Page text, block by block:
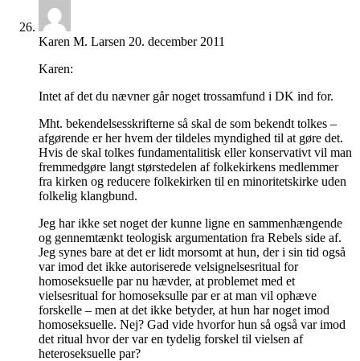
Karen M. Larsen 20. december 2011
Karen:
Intet af det du nævner går noget trossamfund i DK ind for.
Mht. bekendelsesskrifterne så skal de som bekendt tolkes –
afgørende er her hvem der tildeles myndighed til at gøre det.
Hvis de skal tolkes fundamentalitisk eller konservativt vil man
fremmedgøre langt størstedelen af folkekirkens medlemmer
fra kirken og reducere folkekirken til en minoritetskirke uden
folkelig klangbund.
Jeg har ikke set noget der kunne ligne en sammenhængende
og gennemtænkt teologisk argumentation fra Rebels side af.
Jeg synes bare at det er lidt morsomt at hun, der i sin tid også
var imod det ikke autoriserede velsignelsesritual for
homoseksuelle par nu hævder, at problemet med et
vielsesritual for homoseksulle par er at man vil ophæve
forskelle – men at det ikke betyder, at hun har noget imod
homoseksuelle. Nej? Gad vide hvorfor hun så også var imod
det ritual hvor der var en tydelig forskel til vielsen af
heteroseksuelle par?